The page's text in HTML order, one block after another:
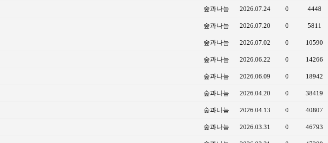
숲과나눔 2026.07.24 0 4448
숲과나눔 2026.07.20 0 5811
숲과나눔 2026.07.02 0 10590
숲과나눔 2026.06.22 0 14266
숲과나눔 2026.06.09 0 18942
숲과나눔 2026.04.20 0 38419
숲과나눔 2026.04.13 0 40807
숲과나눔 2026.03.31 0 46793